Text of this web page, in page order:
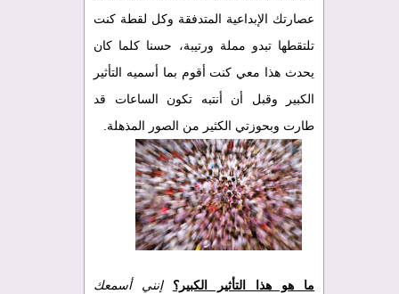
عصارتك الإبداعية المتدفقة وكل لقطة كنت
تلتقطها تبدو مملة ورتيبة، حسنا كلما كان
يحدث هذا معي كنت أقوم بما أسميه التأثير
الكبير وقبل أن أنتبه تكون الساعات قد
طارت وبحوزتي الكثير من الصور المذهلة.
ما هو هذا التأثير الكبير؟
إنني أسمعك